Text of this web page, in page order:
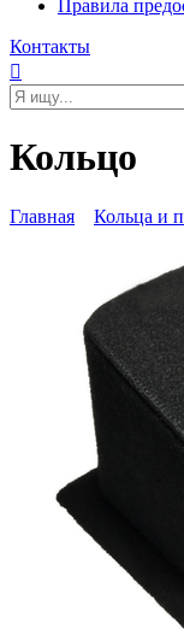
Правила
Контакты

Кольцо
Главная Кольца и